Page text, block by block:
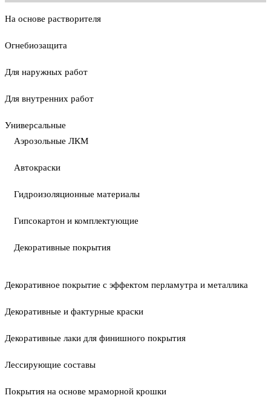
На основе растворителя
Огнебиозащита
Для наружных работ
Для внутренних работ
Универсальные
Аэрозольные ЛКМ
Автокраски
Гидроизоляционные материалы
Гипсокартон и комплектующие
Декоративные покрытия
Декоративное покрытие с эффектом перламутра и металлика
Декоративные и фактурные краски
Декоративные лаки для финишного покрытия
Лессирующие составы
Покрытия на основе мраморной крошки